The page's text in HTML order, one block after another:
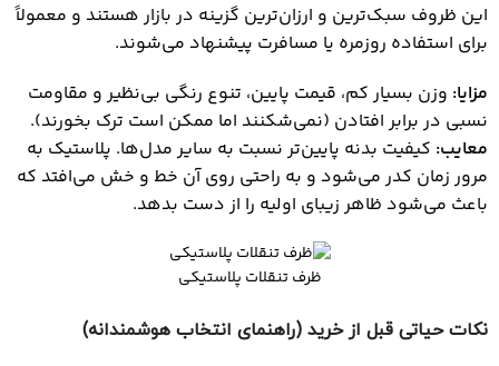
این ظروف سبک‌ترین و ارزان‌ترین گزینه در بازار هستند و معمولاً
برای استفاده روزمره یا مسافرت پیشنهاد می‌شوند.
مزایا: وزن بسیار کم، قیمت پایین، تنوع رنگی بی‌نظیر و مقاومت
نسبی در برابر افتادن (نمی‌شکنند اما ممکن است ترک بخورند).
معایب: کیفیت بدنه پایین‌تر نسبت به سایر مدل‌ها. پلاستیک به
مرور زمان کدر می‌شود و به راحتی روی آن خط و خش می‌افتد که
باعث می‌شود ظاهر زیبای اولیه را از دست بدهد.
ظرف تنقلات پلاستیکی
نکات حیاتی قبل از خرید (راهنمای انتخاب هوشمندانه)